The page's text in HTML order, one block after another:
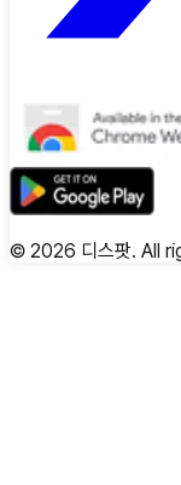
© 2026 디스팟. All